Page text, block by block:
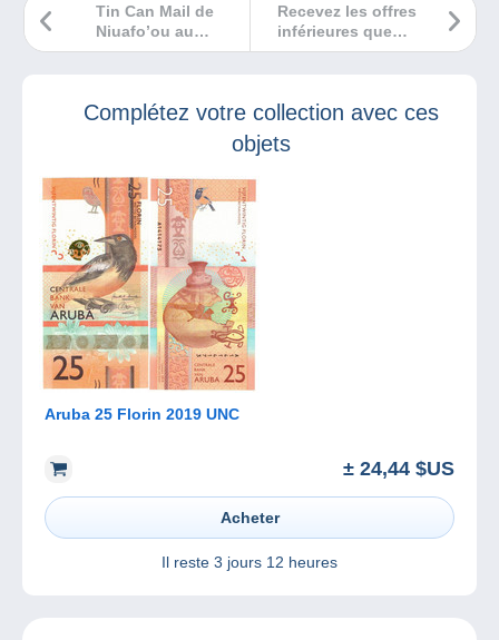
Recevez les offres
inférieures que
vous désirez
Tin Can Mail de
Niuafo’ou au
Tonga (1937)
Complétez votre collection avec ces
objets
Aruba 25 Florin 2019 UNC
± 24,44 $US
Acheter
Il reste 3 jours 12 heures